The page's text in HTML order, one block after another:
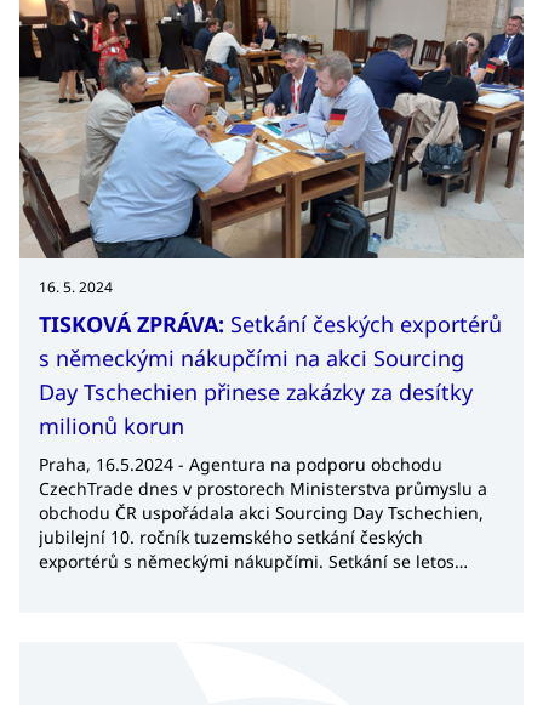
16. 5. 2024
TISKOVÁ ZPRÁVA: Setkání českých exportérů
s německými nákupčími na akci Sourcing
Day Tschechien přinese zakázky za desítky
milionů korun
Praha, 16.5.2024 - Agentura na podporu obchodu
CzechTrade dnes v prostorech Ministerstva průmyslu a
obchodu ČR uspořádala akci Sourcing Day Tschechien,
jubilejní 10. ročník tuzemského setkání českých
exportérů s německými nákupčími. Setkání se letos